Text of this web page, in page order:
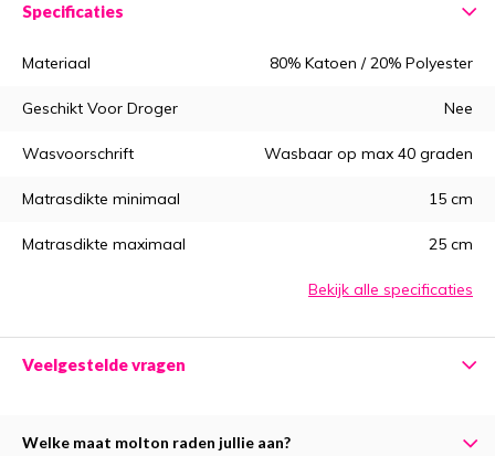
Specificaties
Materiaal 80% Katoen / 20% Polyester
Geschikt Voor Droger Nee
Wasvoorschrift Wasbaar op max 40 graden
Matrasdikte minimaal 15 cm
Matrasdikte maximaal 25 cm
Bekijk alle specificaties
Veelgestelde vragen
Welke maat molton raden jullie aan?